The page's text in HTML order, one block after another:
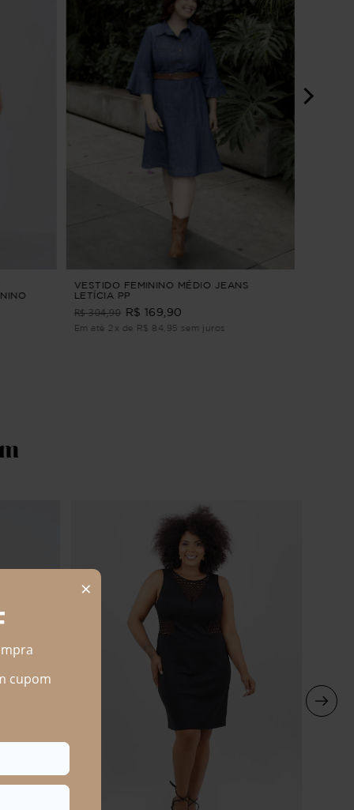
M
VESTIDO FEMININO MÉDIO JEANS
LETÍCIA PP
R$ 304,90 R$ 169,90
Em até 2x de R$ 84,95 sem juros